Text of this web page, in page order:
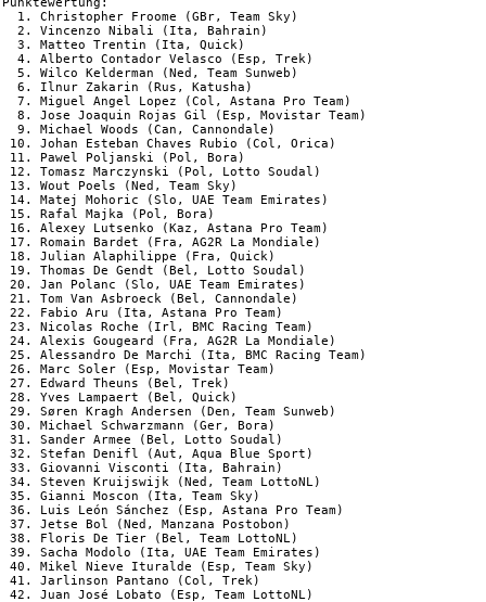
Punktewertung:
  1. Christopher Froome (GBr, Team Sky)                           153
  2. Vincenzo Nibali (Ita, Bahrain)                               128
  3. Matteo Trentin (Ita, Quick)                                  127
  4. Alberto Contador Velasco (Esp, Trek)                         105
  5. Wilco Kelderman (Ned, Team Sunweb)                            97
  6. Ilnur Zakarin (Rus, Katusha)                                  93
  7. Miguel Angel Lopez (Col, Astana Pro Team)                     90
  8. Jose Joaquin Rojas Gil (Esp, Movistar Team)                   70
  9. Michael Woods (Can, Cannondale)                               61
 10. Johan Esteban Chaves Rubio (Col, Orica)                       61
 11. Pawel Poljanski (Pol, Bora)                                   58
 12. Tomasz Marczynski (Pol, Lotto Soudal)                         55
 13. Wout Poels (Ned, Team Sky)                                    53
 14. Matej Mohoric (Slo, UAE Team Emirates)                        51
 15. Rafal Majka (Pol, Bora)                                       51
 16. Alexey Lutsenko (Kaz, Astana Pro Team)                        49
 17. Romain Bardet (Fra, AG2R La Mondiale)                         49
 18. Julian Alaphilippe (Fra, Quick)                               41
 19. Thomas De Gendt (Bel, Lotto Soudal)                           41
 20. Jan Polanc (Slo, UAE Team Emirates)                           40
 21. Tom Van Asbroeck (Bel, Cannondale)                            39
 22. Fabio Aru (Ita, Astana Pro Team)                              38
 23. Nicolas Roche (Irl, BMC Racing Team)                          38
 24. Alexis Gougeard (Fra, AG2R La Mondiale)                       38
 25. Alessandro De Marchi (Ita, BMC Racing Team)                   35
 26. Marc Soler (Esp, Movistar Team)                               31
 27. Edward Theuns (Bel, Trek)                                     29
 28. Yves Lampaert (Bel, Quick)                                    28
 29. Søren Kragh Andersen (Den, Team Sunweb)                       28
 30. Michael Schwarzmann (Ger, Bora)                               28
 31. Sander Armee (Bel, Lotto Soudal)                              25
 32. Stefan Denifl (Aut, Aqua Blue Sport)                          25
 33. Giovanni Visconti (Ita, Bahrain)                              25
 34. Steven Kruijswijk (Ned, Team LottoNL)                         24
 35. Gianni Moscon (Ita, Team Sky)                                 23
 36. Luis León Sánchez (Esp, Astana Pro Team)                      23
 37. Jetse Bol (Ned, Manzana Postobon)                             23
 38. Floris De Tier (Bel, Team LottoNL)                            22
 39. Sacha Modolo (Ita, UAE Team Emirates)                         22
 40. Mikel Nieve Ituralde (Esp, Team Sky)                          20
 41. Jarlinson Pantano (Col, Trek)                                 20
 42. Juan José Lobato (Esp, Team LottoNL)                          20
 43. Rui Alberto Faria da Costa (Por, UAE Team Emirates)           19
 44. Tejay van Garderen (USA, BMC Racing Team)                     19
 45. Tobias Ludvigsson (Swe, FDJ)                                  17
 46. Enric Mas (Esp, Quick)                                        17
 47. Jaime Roson Garcia (Esp, Caja Rural)                          16
 48. Anthony Perez (Fra, Cofidis, Solutions Credits)               16
 49. Ivan Garcia Cortina (Esp, Bahrain)                            16
 50. Marco Haller (Aut, Katusha)                                   16
 51. Jack Haig (Aus, Orica)                                        15
 52. Richard Carapaz (Ecu, Movistar Team)                          15
 53. Bob Jungels (Lux, Quick)                                      15
 54. Michel Kreder (Ned, Aqua Blue Sport)                          15
 55. Jacques Janse van Rensburg (RSA, Dimension Data)              14
 56. Patrick Konrad (Aut, Bora)                                    14
 57. Arnaud Courteille (Fra, FDJ)                                  13
 58. Daniel Moreno Fernandez (Esp, Movistar Team)                  12
 59. Pello Bilbao (Esp, Astana Pro Team)                           12
 60. Franco Pellizotti (Ita, Bahrain)                              12
 61. Stef Clement (Ned, Team LottoNL)                              12
 62. Nelson Oliveira (Por, Movistar Team)                          12
 63. Emanuel Buchmann (Ger, Bora)                                  12
 64. Simon Clarke (Aus, Cannondale)                                11
 65. Brendan Canty (Aus, Cannondale)                               11
 66. Darwin Atapuma (Col, UAE Team Emirates)                       10
 67. Aldemar Reyes (Col, Manzana Postobon)                         10
 68. Rafael Reis (Por, Caja Rural)                                 10
 69. Louis Meintjes (RSA, UAE Team Emirates)                        9
 70. Lorrenzo Manzin (Fra, FDJ)                                     9
 71. Sergio Pardilla Bellon (Esp, Caja Rural)                       8
72. Luis Angel Maté Mardones (Esp, Cofidis, Solutions Cred.)        8
 73. Adam Yates (GBr, Orica)                                        8
 74. Bart De Clercq (Bel, Lotto Soudal)                             8
 75. Antwan Tolhoek (Ned, Team LottoNL)                             7
 76. Alberto Losada Alguacil (Esp, Katusha)                         7
 77. Daniel Navarro Garcia (Esp, Cofidis, Solutions Credits)        7
 78. Andreas Schillinger (Ger, Bora)                                7
 79. Adam Blythe (GBr, Aqua Blue Sport)                             7
 80. Koen Bouwman (Ned, Team LottoNL)                               6
 81. Anthony Roux (Fra, FDJ)                                        6
 82. Jeremy Maison (Fra, FDJ)                                       6
 83. David Arroyo Duran (Esp, Caja Rural)                           6
 84. Davide Villella (Ita, Cannondale)                              6
 85. Daan Olivier (Ned, Team LottoNL)                               5
 86. Bert-Jan Lindeman (Ned, Team LottoNL)                          5
 87. Peter Koning (Ned, Aqua Blue Sport)                            5
 88. Diego Rosa (Ita, Team Sky)                                     4
 89. Diego Rubio (Esp, Caja Rural)                                  4
 90. Julien Duval (Fra, AG2R La Mondiale)                           4
 91. Loic Vliegen (Bel, BMC Racing Team)                            4
 92. Simon Yates (GBr, Orica)                                       3
 93. Stéphane Rossetto (Fra, Cofidis, Solutions Credits)            3
 94. Julien Bernard (Fra, Trek)                                     3
 95. Sebastián Molano (Col, Manzana Postobon)                       3
 96. Christian Knees (Ger, Team Sky)                                2
 97. Jesus Hernandez Blazquez (Esp, Trek)                           1
 98. Koen de Kort (Ned, Trek)                                       1
 99. Christoph Pfingsten (Ger, Bora)                                1
100. Conor Dunne (Irl, Aqua Blue Sport)                             1
101. Antonio Pedrero (Esp, Movistar Team)                          -1
102. Valerio Agnoli (Ita, Bahrain)                                 -5

Bergwertung:
  1. Davide Villella (Ita) Cannondale-Drapac                       67
  2. Miguel Angel Lopez (Col) Astana Pro Team                      47
  3. Christopher Froome (GBr) Team Sky                             35
  4. Jose Joaquin Rojas Gil (Spa) Movistar Team                    33
  5. Thomas De Gendt (Bel) Lotto Soudal                            30
  6. Tomasz Marczynski (Pol) Lotto Soudal                          28
  7. Rafal Majka (Pol) Bora-Hansgrohe                              28
  8. Stefan Denifl (Aut) Aqua Blue Sport                           28
  9. Alberto Contador Velasco (Spa) Trek-Segafredo                 27
 10. Romain Bardet (Fra) AG2R La Mondiale                          25
 11. Ilnur Zakarin (Rus) Katusha-Alpecin                           24
 12. Marc Soler (Spa) Movistar Team                                21
 13. Sander Armee (Bel) Lotto Soudal                               18
 14. Darwin Atapuma (Col) UAE Team Emirates                        18
 15. Adam Yates (GBr) Orica-Scott                                  16
 16. Johan Esteban Chaves Rubio (Col) Orica-Scott                  15
 17. Vincenzo Nibali (Ita) Bahrain-Merida                          14
 18. Wilco Kelderman (Ned) Team Sunweb                             14
 19. Jan Polanc (Slo) UAE Team Emirates                            14
 20. Lluís Guillermo Mas Bonet (Spa) Caja Rural-Seguros RGA        11
 21. Wout Poels (Ned) Team Sky                                     10
 22. Stéphane Rossetto (Fra) Cofidis, Solutions Credits             9
 23. Alexey Lutsenko (Kaz) Astana Pro Team                          9
 24. Brendan Canty (Aus) Cannondale-Drapac                          9
 25. Alessandro De Marchi (Ita) BMC Racing Team                     8
 26. Julian Alaphilippe (Fra) Quick-Step Floors                     8
 27. Matteo Trentin (Ita) Quick-Step Floors                         8
 28. Steven Kruijswijk (Ned) Team LottoNL-Jumbo                     7
 29. Enric Mas (Spa) Quick-Step Floors                              7
 30. Michael Woods (Can) Cannondale-Drapac                          6
 31. Daniel Moreno Fernandez (Spa) Movistar Team                    6
 32. Rui Alberto Faria da Costa (Por) UAE Team Emirates             6
 33. Juan Felipe Osorio (Col) Manzana Postobon                      6
 34. Jacques Janse van Rensburg (RSA) Dimension Data                5
 35. Przemyslaw Niemiec (Pol) UAE Team Emirates                     5
 36. Matej Mohoric (Slo) UAE Team Emirates                          4
 37. Laurens De Vreese (Bel) Astana Pro Team                        4
 38. Jaime Roson Garcia (Spa) Caja Rural-Seguros RGA                4
 39. Fabricio Ferrari (Uru) Caja Rural-Seguros RGA                  4
 40. Nicolas Roche (Irl) BMC Racing Team                            3
 41. Ivan Garcia Cortina (Spa)